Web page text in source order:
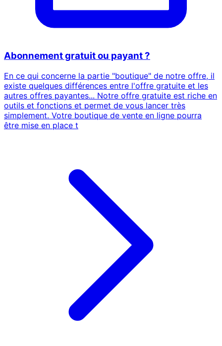
Abonnement gratuit ou payant ?
En ce qui concerne la partie "boutique" de notre offre, il
existe quelques différences entre l'offre gratuite et les
autres offres payantes... Notre offre gratuite est riche en
outils et fonctions et permet de vous lancer très
simplement. Votre boutique de vente en ligne pourra
être mise en place t